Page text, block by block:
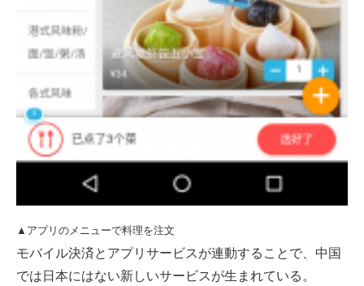
▲アプリのメニューで料理を注文
モバイル決済とアプリサービスが連動することで、中国
では日本にはない新しいサービスが生まれている。